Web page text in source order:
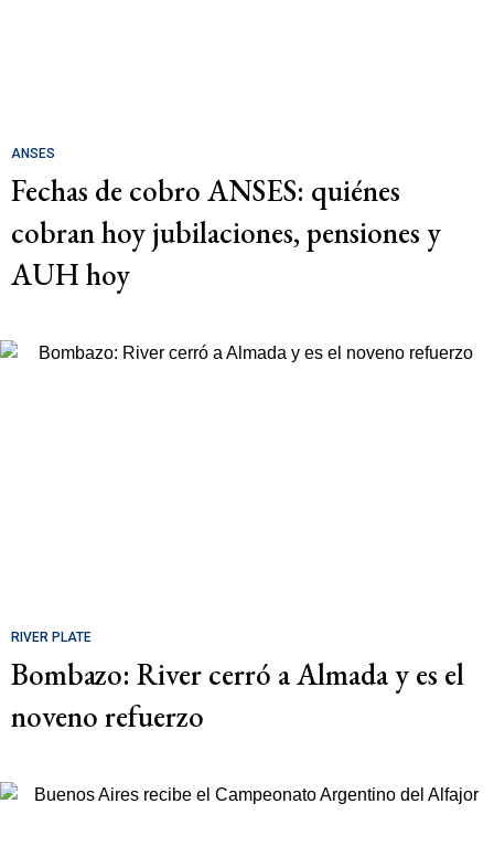
ANSES
Fechas de cobro ANSES: quiénes
cobran hoy jubilaciones, pensiones y
AUH hoy
RIVER PLATE
Bombazo: River cerró a Almada y es el
noveno refuerzo